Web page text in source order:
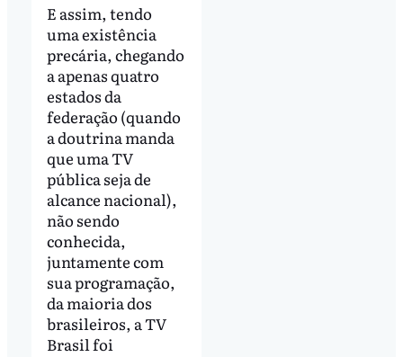
E assim, tendo
uma existência
precária, chegando
a apenas quatro
estados da
federação (quando
a doutrina manda
que uma TV
pública seja de
alcance nacional),
não sendo
conhecida,
juntamente com
sua programação,
da maioria dos
brasileiros, a TV
Brasil foi